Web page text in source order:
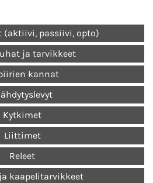
(aktiivi, passiivi, opto)
ja tarvikkeet
kannat
Kytkimet
Liittimet
Releet
kaapelitarvikkeet